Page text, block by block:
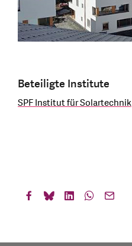
Beteiligte Institute
SPF Institut für Solartechnik